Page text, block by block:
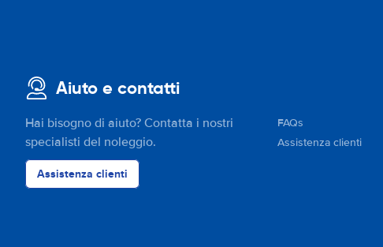
Aiuto e contatti
Hai bisogno di aiuto? Contatta i nostri
specialisti del noleggio.
Assistenza clienti
FAQs
Assistenza clienti